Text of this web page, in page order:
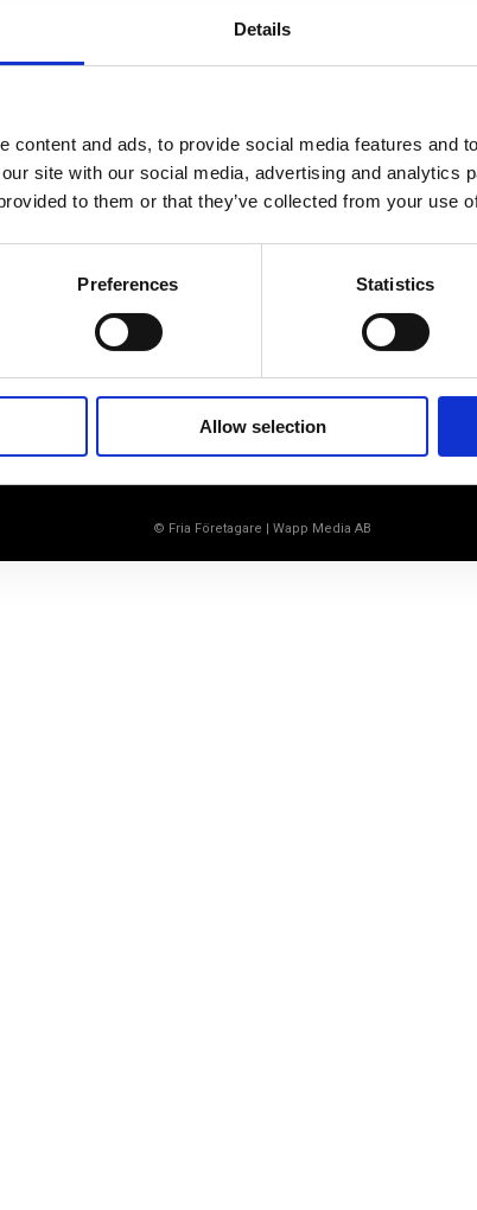
Details
content and ads, to provide social media features and
site with our social media, advertising and analytics
to them or that they’ve collected from your use
Preferences Statistics
Allow selection
Ett medlemskap späckat med
småföretagaranpassade medlemstjänster och
förmåner. Din egen inköpsavdelning, rådgivning,
fokus. Vi är själva småföretagare och vet hur
© Fria Företagare | Wapp Media AB